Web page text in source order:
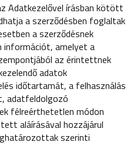
Adatkezelővel írásban kötött
a szerződésben foglaltak
a szerződésnek
információt, amelyet a
az érintettnek
adatok
időtartamát, a felhasználás
adatfeldolgozó
félreérthetetlen módon
aláírásával hozzájárul
szerinti